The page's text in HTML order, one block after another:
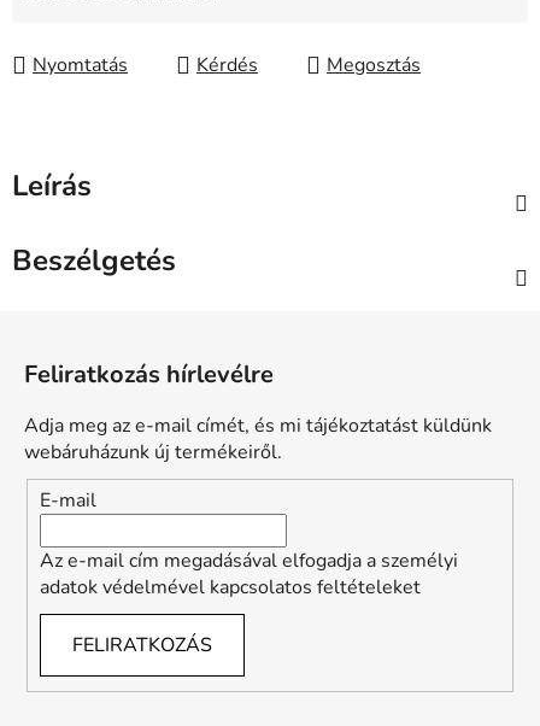
Nyomtatás
Kérdés Megosztás
Leírás
Beszélgetés
Feliratkozás hírlevélre
Adja meg az e-mail címét, és mi tájékoztatást küldünk
webáruházunk új termékeiről.
E-mail
Az e-mail cím megadásával elfogadja a személyi
adatok védelmével kapcsolatos feltételeket
FELIRATKOZÁS